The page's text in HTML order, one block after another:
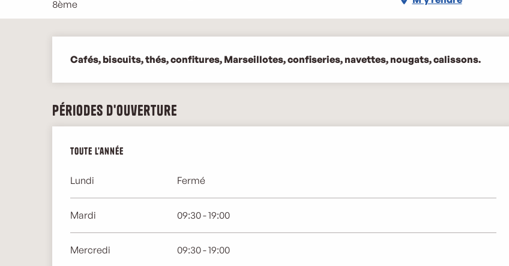
8ème
Description
Cafés, biscuits, thés, confitures, Marseillotes, confiseries, navettes, nougats, calissons.
Périodes d'ouverture
Toute l'année
Toute l'année
Lundi Fermé
Mardi 09:30 - 19:00
Mercredi 09:30 - 19:00